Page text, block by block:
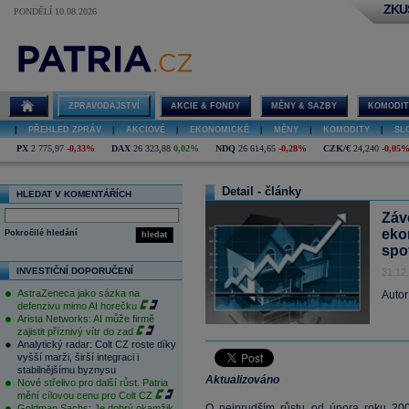
PONDĚLÍ 10.08.2026
ZPRAVODAJSTVÍ AKCIE & FONDY MĚNY & SAZBY
PŘEHLED ZPRÁV AKCIOVÉ EKONOMICKÉ MĚNY KOMODITY
PX 2 775,97 -0,33% DAX 26 323,88 0,02% NDQ 26 614,65 -0,28% CZK/€ 24,240 -0,05%
HLEDAT V KOMENTÁŘÍCH
hledat
Pokročilé hledání
INVESTIČNÍ DOPORUČENÍ
AstraZeneca jako sázka na
defenzivu mimo AI horečku
Arista Networks: AI může firmě
zajistit příznivý vítr do zad
Analytický radar: Colt CZ roste díky
vyšší marži, širší integraci i
stabilnějšímu byznysu
Nové střelivo pro další růst. Patria
mění cílovou cenu pro Colt CZ
Detail - články
Aktualizováno